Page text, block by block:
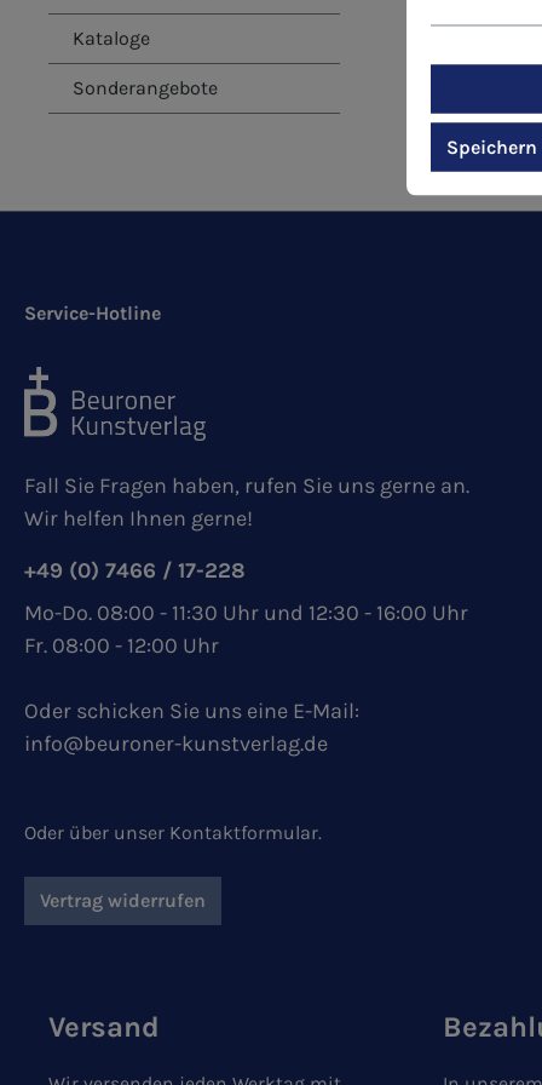
Kataloge
Sonderangebote
Service-Hotline
Fall Sie Fragen haben, rufen Sie uns gerne an.
Wir helfen Ihnen gerne!
+49 (0) 7466 / 17-228
Mo-Do. 08:00 - 11:30 Uhr und 12:30 - 16:00 Uhr
Fr. 08:00 - 12:00 Uhr
Oder schicken Sie uns eine E-Mail:
info@beuroner-kunstverlag.de
Oder über unser Kontaktformular.
Vertrag widerrufen
Versand
Speichern